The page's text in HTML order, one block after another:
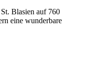
Blasien auf 760
eine wunderbare